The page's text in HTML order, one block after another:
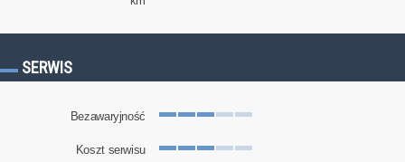
SERWIS
Bezawaryjność
Koszt serwisu